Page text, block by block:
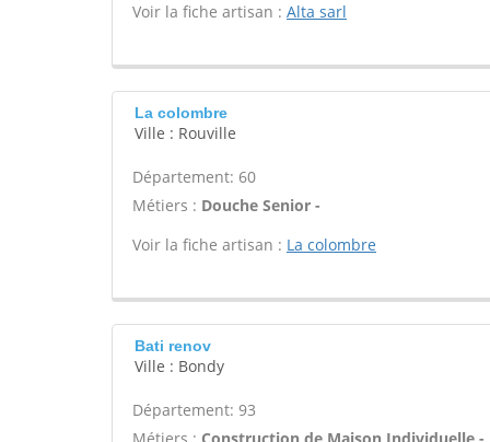
Voir la fiche artisan : Alta sarl
La colombre
Ville : Rouville
Département: 60
Métiers : Douche Senior -
Voir la fiche artisan : La colombre
Bati renov
Ville : Bondy
Département: 93